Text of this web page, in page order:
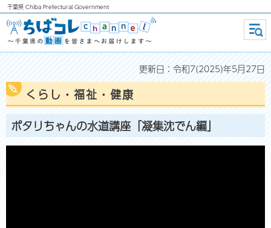
千葉県 Chiba Prefectural Government
ちばコレchannel ～千葉県の動画
を皆さまへお届けします～
メニ
ュー
更新日：令和7(2025)年5月27日
くらし・福祉・健康
ポタリちゃんの水道講座「凝集沈でん編」